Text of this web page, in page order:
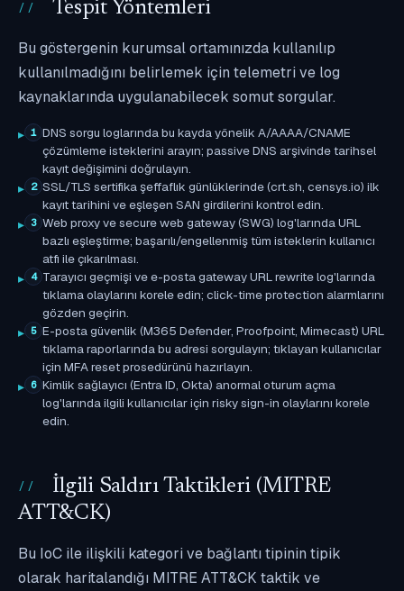
Tespit Yöntemleri
Bu göstergenin kurumsal ortamınızda kullanılıp
kullanılmadığını belirlemek için telemetri ve log
kaynaklarında uygulanabilecek somut sorgular.
1 DNS sorgu loglarında bu kayda yönelik A/AAAA/CNAME
çözümleme isteklerini arayın; passive DNS arşivinde tarihsel
kayıt değişimini doğrulayın.
2 SSL/TLS sertifika şeffaflık günlüklerinde (crt.sh, censys.io) ilk
kayıt tarihini ve eşleşen SAN girdilerini kontrol edin.
3 Web proxy ve secure web gateway (SWG) log'larında URL
bazlı eşleştirme; başarılı/engellenmiş tüm isteklerin kullanıcı
atfı ile çıkarılması.
4 Tarayıcı geçmişi ve e-posta gateway URL rewrite log'larında
tıklama olaylarını korele edin; click-time protection alarmlarını
gözden geçirin.
5 E-posta güvenlik (M365 Defender, Proofpoint, Mimecast) URL
tıklama raporlarında bu adresi sorgulayın; tıklayan kullanıcılar
için MFA reset prosedürünü hazırlayın.
6 Kimlik sağlayıcı (Entra ID, Okta) anormal oturum açma
log'larında ilgili kullanıcılar için risky sign-in olaylarını korele
edin.
İlgili Saldırı Taktikleri (MITRE
ATT&CK)
Bu IoC ile ilişkili kategori ve bağlantı tipinin tipik
olarak haritalandığı MITRE ATT&CK taktik ve